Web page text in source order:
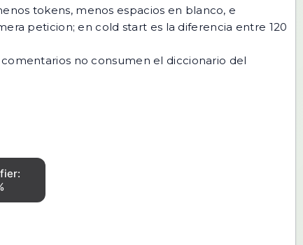
tokens, menos espacios en blanco, e
peticion; en cold start es la diferencia entre 120
no consumen el diccionario del